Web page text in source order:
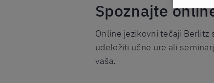
Spoznajte
Online jezikovni tečaji Berlitz
udeležiti učne ure ali
vaša.